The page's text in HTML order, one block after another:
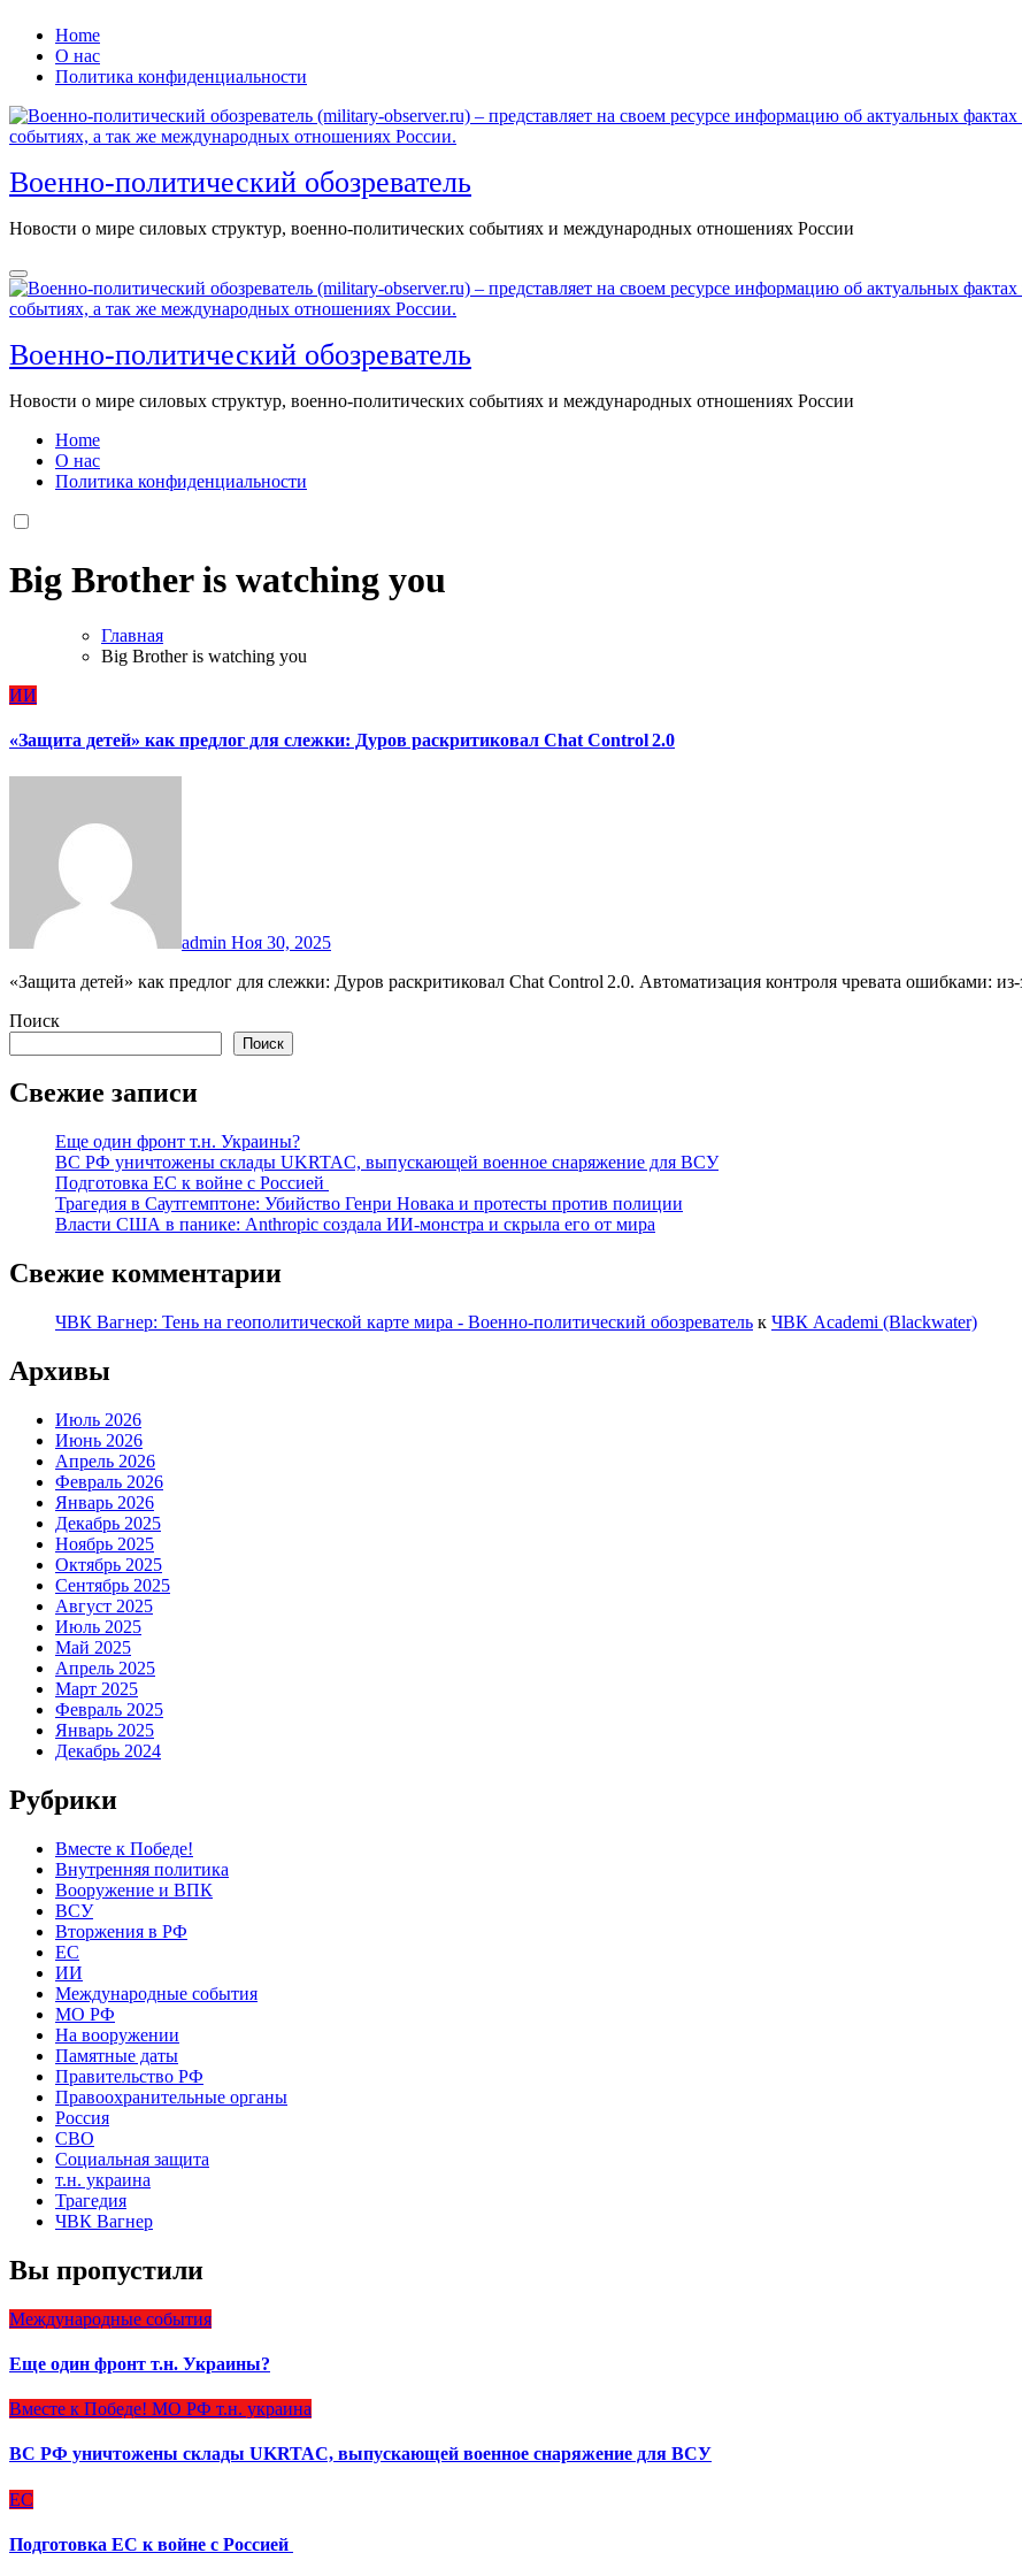
Перейти
содержанию
Home
О нас
Политика конфиденциальности
Военно-политический обозреватель
Новости о мире силовых структур, военно-политических событиях и международных отношениях России
Военно-политический обозреватель
Новости о мире силовых структур, военно-политических событиях и международных отношениях России
Home
О нас
Политика конфиденциальности
Big Brother is watching you
Главная
Big Brother is watching you
ИИ
«Защита детей» как предлог для слежки: Дуров раскритиковал Chat Control 2.0
admin Ноя 30, 2025
«Защита детей» как предлог для слежки: Дуров раскритиковал Chat Control 2.0. Автоматизация контроля чревата ошибками:
Поиск
Поиск
Свежие записи
Еще один фронт т.н. Украины?
ВС РФ уничтожены склады UKRTAC, выпускающей военное снаряжение для ВСУ
Подготовка ЕС к войне с Россией
Трагедия в Саутгемптоне: Убийство Генри Новака и протесты против полиции
Власти США в панике: Anthropic создала ИИ-монстра и скрыла его от мира
Свежие комментарии
ЧВК Вагнер: Тень на геополитической карте мира - Военно-политический обозреватель к ЧВК Academi (Blackwater)
Архивы
Июль 2026
Июнь 2026
Апрель 2026
Февраль 2026
Январь 2026
Декабрь 2025
Ноябрь 2025
Октябрь 2025
Сентябрь 2025
Август 2025
Июль 2025
Май 2025
Апрель 2025
Март 2025
Февраль 2025
Январь 2025
Декабрь 2024
Рубрики
Вместе к Победе!
Внутренняя политика
Вооружение и ВПК
ВСУ
Вторжения в РФ
ЕС
ИИ
Международные события
МО РФ
На вооружении
Памятные даты
Правительство РФ
Правоохранительные органы
Россия
СВО
Социальная защита
т.н. украина
Трагедия
ЧВК Вагнер
Вы пропустили
Международные события
Еще один фронт т.н. Украины?
Вместе к Победе! МО РФ т.н. украина
ВС РФ уничтожены склады UKRTAC, выпускающей военное снаряжение для ВСУ
ЕС
Подготовка ЕС к войне с Россией